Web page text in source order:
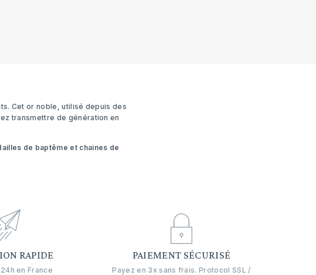
Cet or noble, utilisé depuis des
transmettre de génération en
de baptême et chaines de
RAPIDE
en France
PAIEMENT SÉCURISÉ
Payez en 3x sans frais. Protocol SSL /